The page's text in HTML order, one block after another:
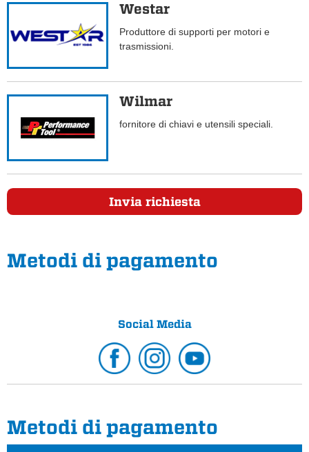
Westar
Produttore di supporti per motori e
trasmissioni.
Wilmar
fornitore di chiavi e utensili speciali.
Invia richiesta
Metodi di pagamento
Social Media
Metodi di pagamento